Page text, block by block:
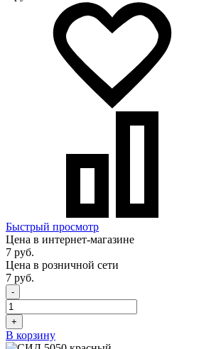
Быстрый просмотр
Цена в интернет-магазине
7 руб.
Цена в розничной сети
7 руб.
-
+
В корзину